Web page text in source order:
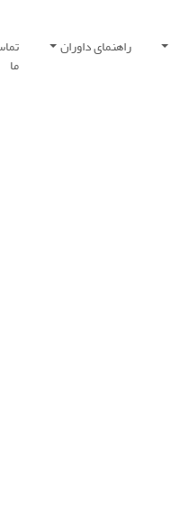
راهنمای داوران
ما